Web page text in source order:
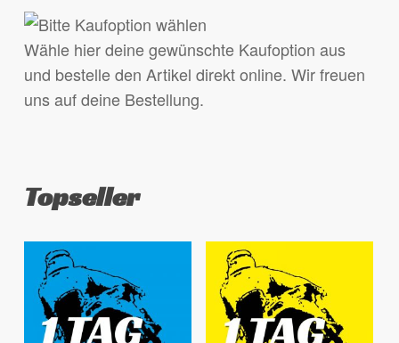
Wähle hier deine gewünschte Kaufoption aus
und bestelle den Artikel direkt online. Wir freuen
uns auf deine Bestellung.
Topseller